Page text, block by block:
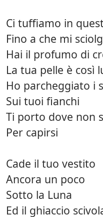
Ci tuffiamo in
Fino a che mi
Hai il profumo di
La tua pelle è così
Ho parcheggiato i
Sui tuoi fianchi
Ti porto dove non
Per capirsi
Cade il tuo vestito
Ancora un poco
Sotto la Luna
Ed il ghiaccio